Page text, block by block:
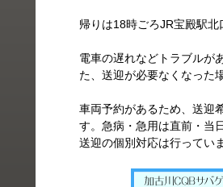
帰りは18時ごろJR宝殿駅北
電車の遅れなどトラブルが
た、送迎が必要なくなった
車両予約があるため、送迎
す。急病・急用は直前・当
送迎の個別対応は行ってい